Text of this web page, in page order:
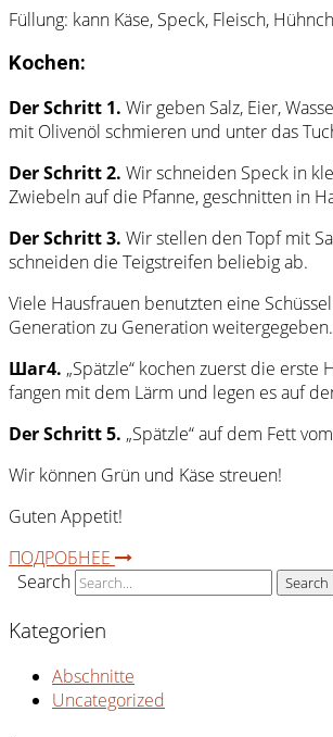
Füllung: kann Käse, Speck, Fleisch,
Kochen:
Der Schritt 1. Wir geben Salz, Eier,
mit Olivenöl schmieren und unter das
Der Schritt 2. Wir schneiden Speck in
Zwiebeln auf die Pfanne, geschnitten in
Der Schritt 3. Wir stellen den Topf mit
schneiden die Teigstreifen beliebig ab.
Viele Hausfrauen benutzten eine
Generation zu Generation weitergegeben.
Шаг4. „Spätzle“ kochen zuerst die
fangen mit dem Lärm und legen es auf
Der Schritt 5. „Spätzle“ auf dem Fett
Wir können Grün und Käse streuen!
Guten Appetit!
ПОДРОБНЕЕ
Search
Kategorien
Abschnitte
Uncategorized